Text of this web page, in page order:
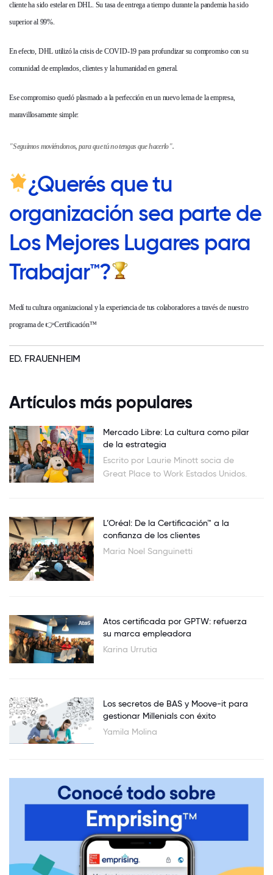
cliente ha sido estelar en DHL. Su tasa de entrega a tiempo durante la pandemia ha sido
superior al 99%.
En efecto, DHL utilizó la crisis de COVID-19 para profundizar su compromiso con su
comunidad de empleados, clientes y la humanidad en general.
Ese compromiso quedó plasmado a la perfección en un nuevo lema de la empresa,
maravillosamente simple:
"Seguimos moviéndonos, para que tú no tengas que hacerlo".
¿Querés que tu
organización sea parte de
Los Mejores Lugares para
Trabajar™?
Medí tu cultura organizacional y la experiencia de tus colaboradores a través de nuestro
programa de 👉Certificación™
ED. FRAUENHEIM
Artículos más populares
Mercado Libre: La cultura como pilar
de la estrategia
Escrito por Laurie Minott socia de
Great Place to Work Estados Unidos.
L’Oréal: De la Certificación™ a la
confianza de los clientes
Maria Noel Sanguinetti
Atos certificada por GPTW: refuerza
su marca empleadora
Karina Urrutia
Los secretos de BAS y Moove-it para
gestionar Millenials con éxito
Yamila Molina